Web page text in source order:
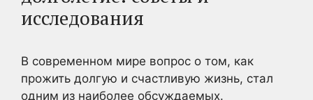
исследования
В современном мире вопрос о том, как
прожить долгую и счастливую жизнь, стал
одним из наиболее обсуждаемых.